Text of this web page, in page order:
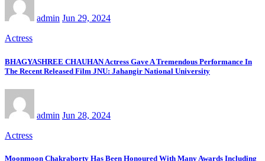
admin Jun 29, 2024
Actress
BHAGYASHREE CHAUHAN Actress Gave A Tremendous Performance In
The Recent Released Film JNU: Jahangir National University
admin Jun 28, 2024
Actress
Moonmoon Chakraborty Has Been Honoured With Many Awards Including